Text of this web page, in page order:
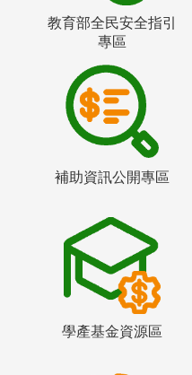
教育部全民安全指引
專區
補助資訊公開專區
學產基金資源區